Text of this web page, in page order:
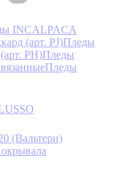
INCALPACA
(арт. PJ)Пледы
PH)Пледы
Пледы
(Вальтери)